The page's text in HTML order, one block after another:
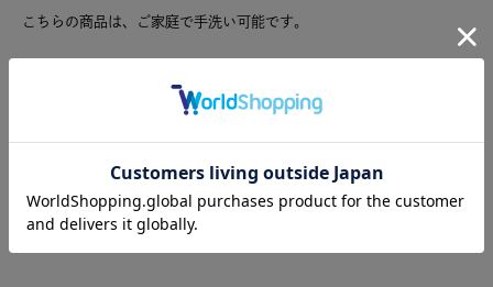
こちらの商品は、ご家庭で手洗い可能です。
在庫切れの場合「再入荷リクエスト」をお申し込みいただくと再入荷
した際にメールでお知らせをします。